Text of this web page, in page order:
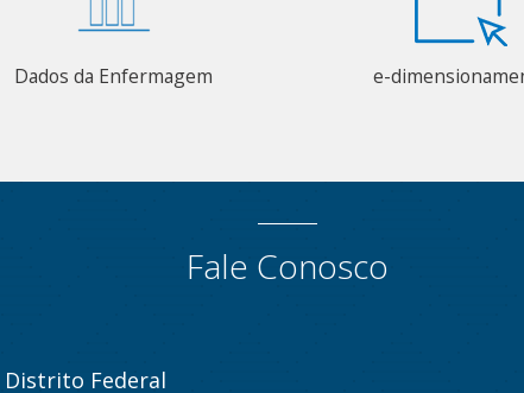
Dados da Enfermagem e-
Fale Conosco
Distrito Federal